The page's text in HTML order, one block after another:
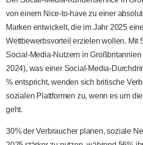
von einem Nice-to-have zu einer
Marken entwickelt, die im Jahr 2025
Wettbewerbsvorteil erzielen wollen. Mit
Social-Media-Nutzern in
2024), was einer Social-Media-
% entspricht, wenden sich britische
sozialen Plattformen zu, wenn es um
geht.
30% der Verbraucher planen, soziale